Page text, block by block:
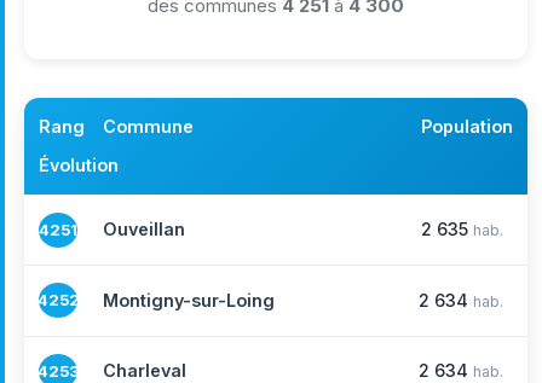
des communes 4 251 à 4 300
Rang Commune
Population
Évolution
4251 Ouveillan 2 635 hab.
4252 Montigny-sur-Loing 2 634 hab.
4253 Charleval 2 634 hab.